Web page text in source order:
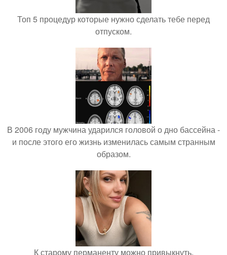
Топ 5 процедур которые нужно сделать тебе перед
отпуском.
В 2006 году мужчина ударился головой о дно бассейна -
и после этого его жизнь изменилась самым странным
образом.
К старому перманенту можно привыкнуть.